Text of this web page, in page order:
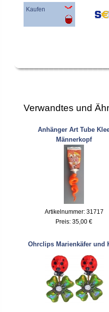
Kaufen
Verwandtes und
Anhänger Art Tube
Männerkopf
Artikelnummer: 31717
Preis: 35,00 €
Ohrclips Marienkäfer und